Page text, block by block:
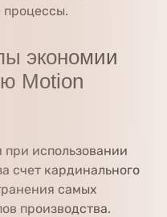
процессы.
экономии
Motion
использовании
счет кардинального
самых
производства.